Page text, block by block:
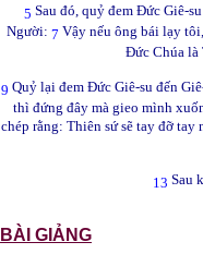
5 Sau đó, quỷ đem Đức Giê-
Người: 7 Vậy nếu ông bái lạy
Đức Chúa là
9 Quỷ lại đem Đức Giê-su đến
thì đứng đây mà gieo mình
chép rằng: Thiên sứ sẽ tay đỡ
13 Sau
BÀI GIẢNG